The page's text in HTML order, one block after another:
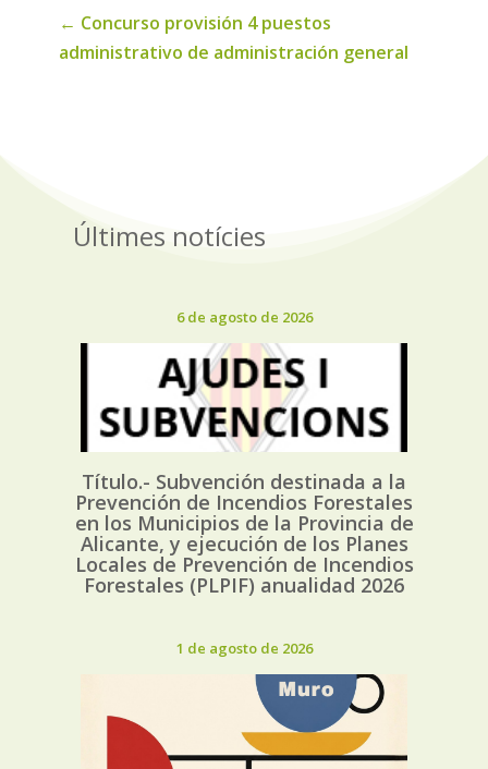
← Concurso provisión 4 puestos
administrativo de administración general
Últimes notícies
6 de agosto de 2026
Título.- Subvención destinada a la
Prevención de Incendios Forestales
en los Municipios de la Provincia de
Alicante, y ejecución de los Planes
Locales de Prevención de Incendios
Forestales (PLPIF) anualidad 2026
1 de agosto de 2026